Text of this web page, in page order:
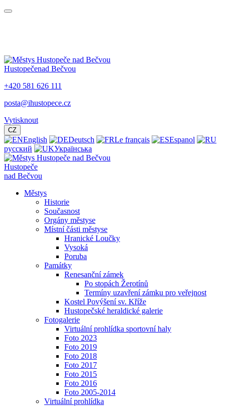
Hustopečenad Bečvou
+420 581 626 111
posta@ihustopece.cz
Vytisknout
CZ
English Deutsch Le français
Espanol
русский
Українська
Hustopeče
nad Bečvou
Městys
Historie
Současnost
Orgány městyse
Místní části městyse
Hranické Loučky
Vysoká
Poruba
Památky
Renesanční zámek
Po stopách Žerotínů
Termíny uzavření zámku pro veřejnost
Kostel Povýšení sv. Kříže
Hustopečské heraldické galerie
Fotogalerie
Virtuální prohlídka sportovní haly
Foto 2023
Foto 2019
Foto 2018
Foto 2017
Foto 2015
Foto 2016
Foto 2005-2014
Virtuální prohlídka